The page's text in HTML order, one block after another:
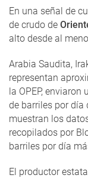
En una señal de
de crudo de
alto desde al
Arabia Saudita,
representan
la OPEP,
de barriles por día
muestran los
recopilados por
barriles por día
El productor